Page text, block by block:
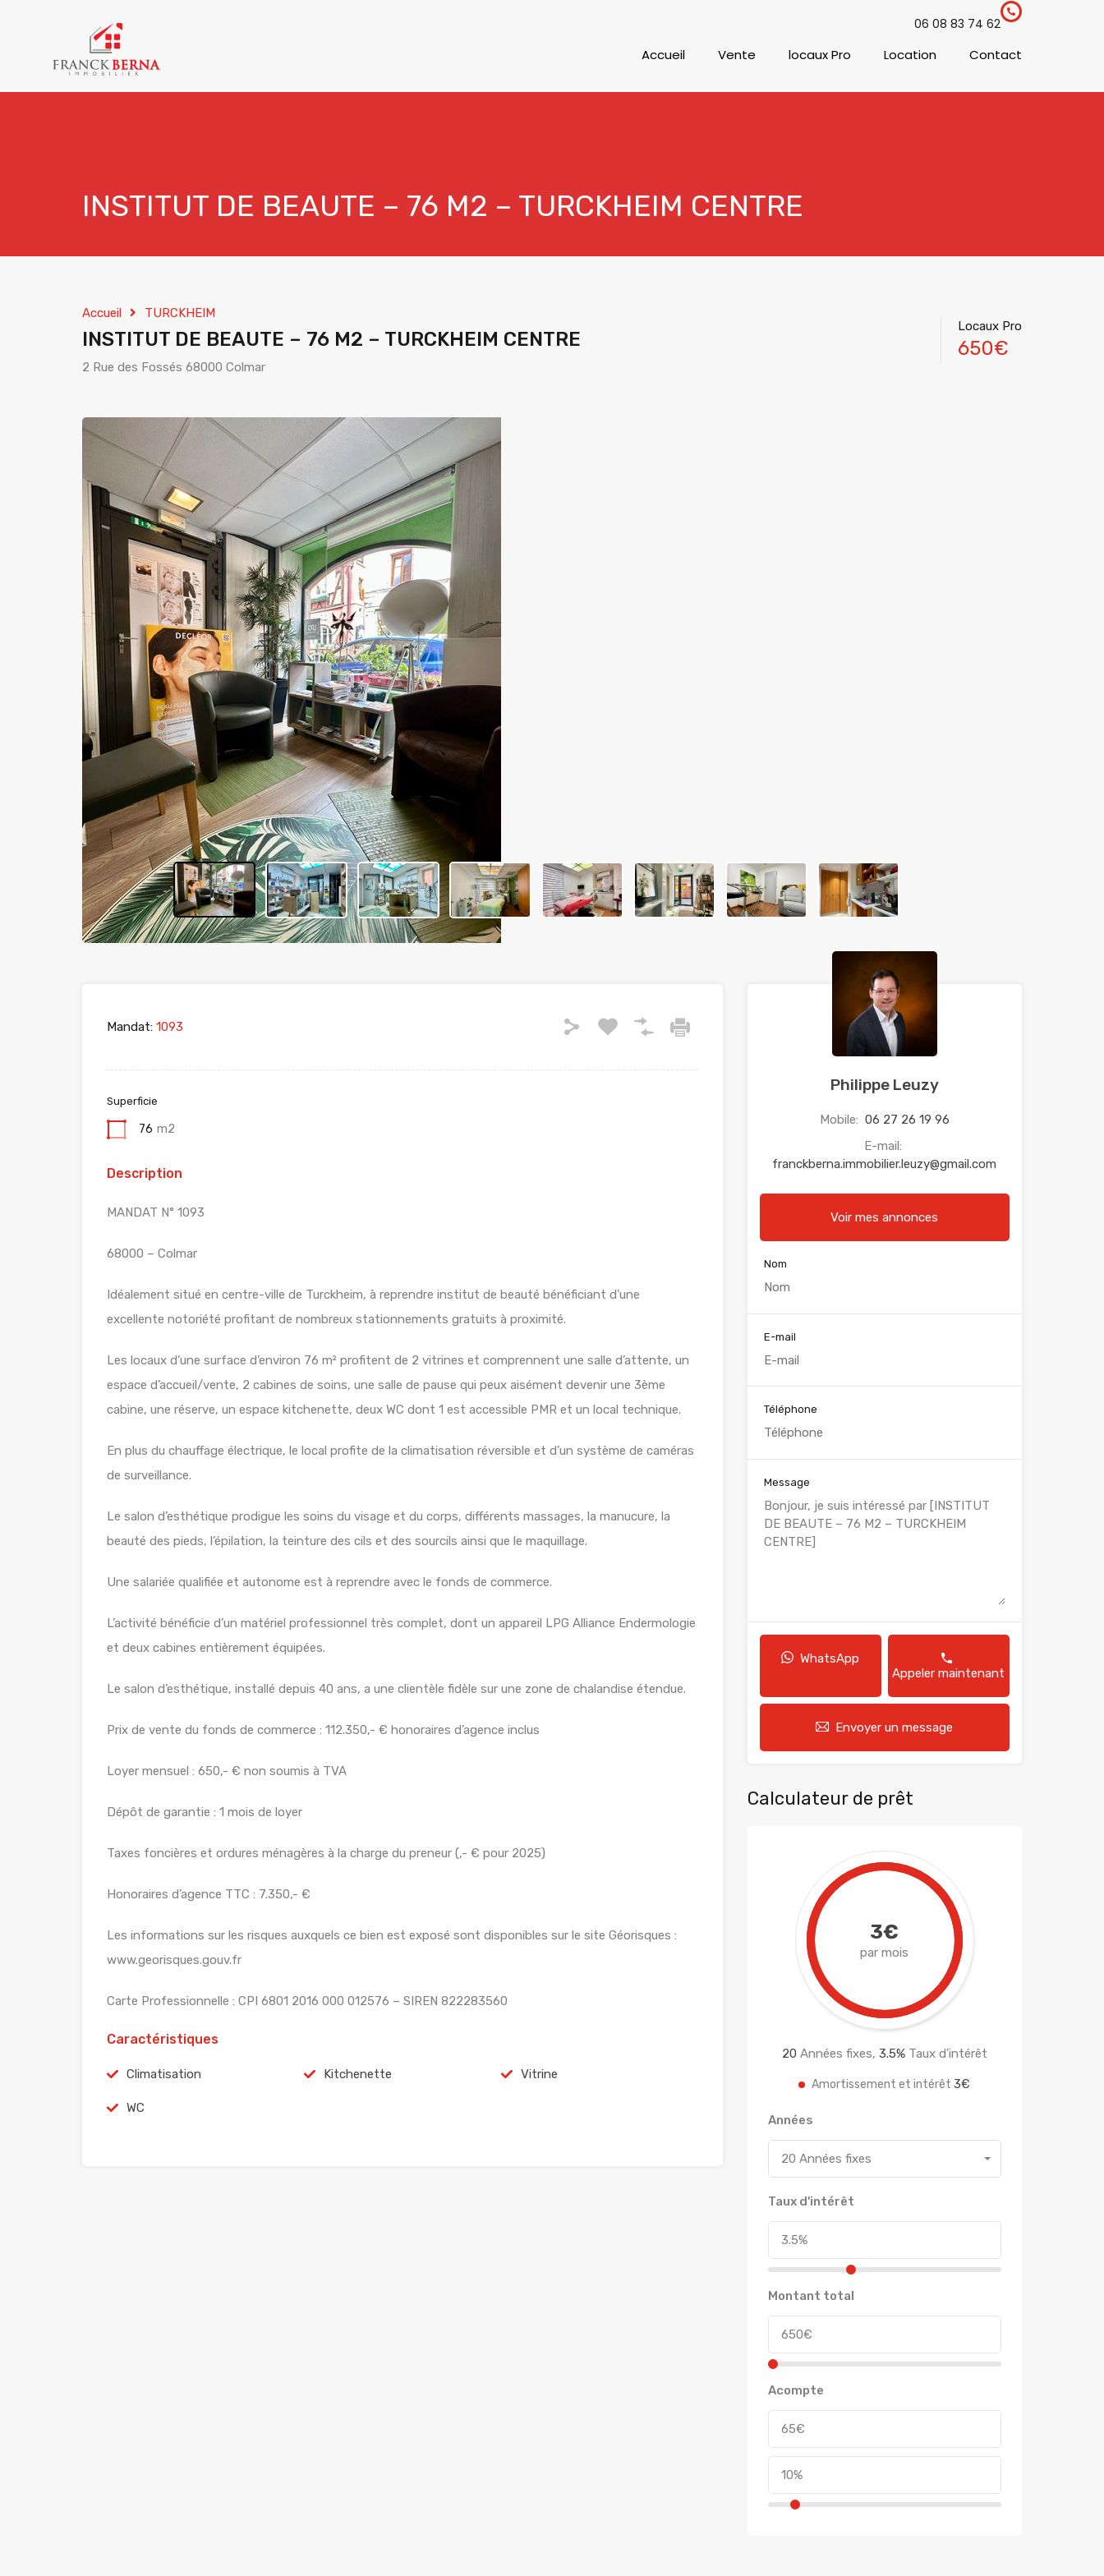
06 08 83 74 62
Accueil Vente locaux Pro Location Contact
INSTITUT DE BEAUTE – 76 M2 – TURCKHEIM CENTRE
Accueil TURCKHEIM
INSTITUT DE BEAUTE – 76 M2 – TURCKHEIM CENTRE
2 Rue des Fossés 68000 Colmar
Locaux Pro
650€
Mandat: 1093
Superficie
76 m2
Description
MANDAT N° 1093
68000 – Colmar
Idéalement situé en centre-ville de Turckheim, à reprendre institut de beauté bénéficiant d’une
excellente notoriété profitant de nombreux stationnements gratuits à proximité.
Les locaux d’une surface d’environ 76 m² profitent de 2 vitrines et comprennent une salle d’attente, un
espace d’accueil/vente, 2 cabines de soins, une salle de pause qui peux aisément devenir une 3ème
cabine, une réserve, un espace kitchenette, deux WC dont 1 est accessible PMR et un local technique.
En plus du chauffage électrique, le local profite de la climatisation réversible et d’un système de caméras
de surveillance.
Le salon d’esthétique prodigue les soins du visage et du corps, différents massages, la manucure, la
beauté des pieds, l’épilation, la teinture des cils et des sourcils ainsi que le maquillage.
Une salariée qualifiée et autonome est à reprendre avec le fonds de commerce.
L’activité bénéficie d’un matériel professionnel très complet, dont un appareil LPG Alliance Endermologie
et deux cabines entièrement équipées.
Le salon d’esthétique, installé depuis 40 ans, a une clientèle fidèle sur une zone de chalandise étendue.
Prix de vente du fonds de commerce : 112.350,- € honoraires d’agence inclus
Loyer mensuel : 650,- € non soumis à TVA
Dépôt de garantie : 1 mois de loyer
Taxes foncières et ordures ménagères à la charge du preneur (,- € pour 2025)
Honoraires d’agence TTC : 7.350,- €
Les informations sur les risques auxquels ce bien est exposé sont disponibles sur le site Géorisques :
www.georisques.gouv.fr
Carte Professionnelle : CPI 6801 2016 000 012576 – SIREN 822283560
Caractéristiques
Climatisation Kitchenette Vitrine
WC
Philippe Leuzy
Mobile: 06 27 26 19 96
E-mail:
franckberna.immobilier.leuzy@gmail.com
Voir mes annonces
Nom
E-mail
Téléphone
Message
WhatsApp
Appeler maintenant
Envoyer un message
Calculateur de prêt
3€
par mois
20 Années fixes, 3.5%Taux d'intérêt
Amortissement et intérêt3€
Années
20 Années fixes
Taux d'intérêt
Montant total
Acompte